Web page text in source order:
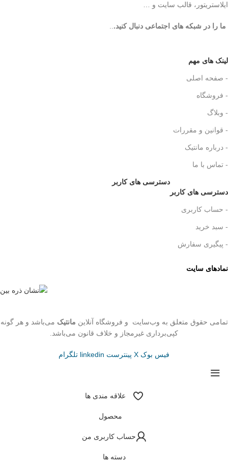
ایلاستریتور، قالب سایت و …
ما را در شبکه های اجتماعی دنبال کنید.
لینک های مهم
- صفحه اصلی
- فروشگاه
- وبلاگ
- قوانین و مقررات
- درباره مانتیک
- تماس با ما
دسترسی های کاربر
دسترسی های کاربر
- حساب کاربری
- سبد خرید
- پیگیری سفارش
نمادهای سایت
تمامی حقوق متعلق به وب‌سایت و فروشگاه‌ آنلاین مانتیک می‌باشد و هر گونه
کپی‌برداری غیرمجاز و خلاف قانون می‌باشد.
فیس بوک X پینترست linkedin تلگرام
علاقه مندی ها
محصول
حساب کاربری من
دسته ها